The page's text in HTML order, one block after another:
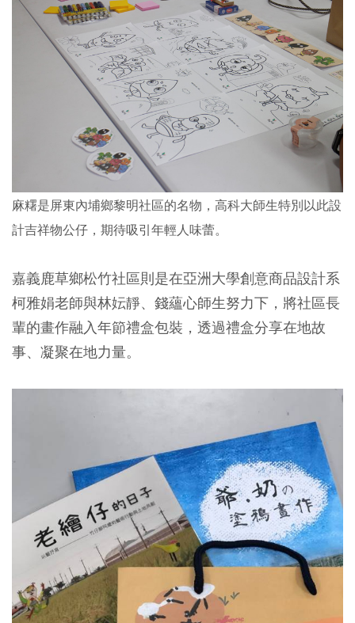
麻糬是屏東內埔鄉黎明社區的名物，高科大師生特別以此設
計吉祥物公仔，期待吸引年輕人味蕾。
嘉義鹿草鄉松竹社區則是在亞洲大學創意商品設計系
柯雅娟老師與林妘靜、錢蘊心師生努力下，將社區長
輩的畫作融入年節禮盒包裝，透過禮盒分享在地故
事、凝聚在地力量。